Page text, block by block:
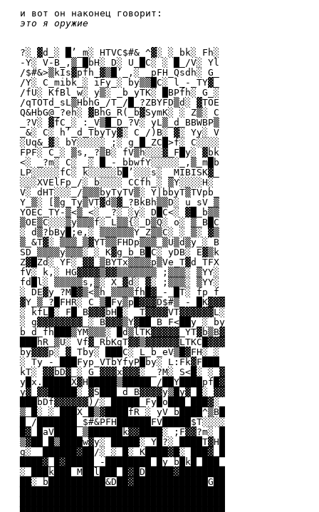
и вот он наконец говорит:
это я оружие
?░ ▓d_░ █’_m░ HTVC$#&_^▓░ ░ bk░ Fh░
-Y░ V-B_,▒_█bH░ D░ U_█C░ ░ █_/V░ Yl
/$#&>▒kIs▓pfh_▓▒█’_,░ _pFH_Qsdh░ G_
/Y░ C_mibk_░ iFy_░ by▒▒█C░ l_-_TY▓_
/fU░ KfBl_w░ y▒░ _b_yTK░ █BPfh░ G_░
/qTOTd_sL▒HbhG_/T_/█_?ZBYFD▒d░ ▓TOE
Q&HbG@_?eh░ ▓BhG_R(_b▓SymK░ ░ Z▒░ C
_?V░ ▓fC_░ :_V▒█_D_?V░ yL▒_d_BBWBP▒
_&░ C░ h’_d_TbyTy▓░ C_/)B░ ▓░ Yy░ V
░Uq&_▓░ bY░░░░░ ;░ g_█_ZC█>f░ C░░░░
FPF░ C_░ ▒s,_?▒B░ fV▒h░░░▓_F█y░ ▓bk
<░ _?m░ C░ _░ █_-_bbwfY░░░░░_,▒_m█b
LP░░░░░fC░ k░░░░░b█’░░░s░ _MIBISK▓_
░░░XVElFp_/░ b░░░░ CCfh_░ ▒Y░░░░H░
V░ dHT░░░_/▒▒▒byTyTV▒░ Y|bbyT▒TVpb_
Y_▒░ [▒g_Ty▒VT▓d▒▓_?BkBh▒▒D░ u_sV_▒
YOEC_TY-▒<▒_<░ _?░ ░y░ D█C<░ ▓█_b▒▒
▒OE▒C░░░▒y▒▒▒f░ L▒▒{░_D▒Q░ o░ ▒_B█C
░ d▒?bBy█;e,░ ▒▒▒▒▒▒Y_Z▒▒C░ ░ ▒░ ▓▒
▒_&T▓░ ▒▒▒_▒▓YT▒▒FHDp▒▒▒_▒U▒d▒y_░ B
SD_▒▒▒▒y▒▒▒░ ░ K▓g_b_B█C░ yDB░ E▓▒k
Z▓█Zd░ YF░ ▓▓_▒BYTx▒▒▒▒p▒Ve_T▓d_TFX
fV░ k,░ HG▓▓▓▓▒▓▓▒▒▒▒▒▒▒ ;▒▒▒░ ▒YY░
fd█l░ ▒▒▒▒▒s,▒░ X_▓d░ ▓░ ;▒▒▒░ ▒YY░
░ DE▓y_?M█▓▒<▒h_▒▒▒▒fh█▓_-_█T░ fp_f_
▓Y_▒_?█FHR░ C_▒█Fy▒p█▓▓▓D$#▒_-_█K▓▓▓
░ kfL█░ F█_B▓▓▓bH█░ _T▓▓▓▓VT▓▓▓▓▓▓L░
░ g▓▓▓▓▓▓▓▓_░ B▓▓▓▒Y▓██_B_F<██y_░ by
b_d_fh███▒YM▒▒▒░ █d▒lTK▓▓▓▓▓_YT▓b▒B▓
███hR_▒U░ Vf▓_RbKgT▓▓▒▓▓▓▓▓▓LTKC█▓▓▓
by▓▓▓p░ ▓_Tby░ ███C░ L_b_eV▒█▓FH░ ░
░ Ty_-_███Fyp_VTbYfyP█by░ L:Fk▓F███_
kT░ ▓▓bD▓_░ G_▓▓▓x▓▓▓░ _?M░ S<█░ ░ ▓
y█x.█████X▓H█████▒█████_/██Y████pf█▓
y▓_▓▓█████░ ▓S███_d_B▓▓▓▓y▒█y▓_█░ ▓▓
███bDf▓▓▓▓▓▓)/░ █████_Fy█o███_███▓░
▒_█░ ░ ███X_█▒▓████fR_░ yV_b████^▒B█
█_/███████_$#&PFH██████FV█████$T░░░░
█▓_█aV████_▒██████k▓▓████░ ;F▓▓?m░ █
▒▓██_█▒████w▓y░ █████░ Y█?░ ████T▓H█
g░ _██████▓██/░ ░ █░ K████▓█░ ███▓_█
████▓_█▓█████_-████████_█y_b█k█_███_
░ ███k███_M██l███_█▓█D█████▓████████
██░ b██████████&D██▓█████████████G██